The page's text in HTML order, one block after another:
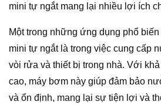
mini tự ngắt mang lại nhiều lợi ích
Một trong những ứng dụng phổ
mini tự ngắt là trong việc cung cấp
vòi rửa và thiết bị trong nhà. Với
cao, máy bơm này giúp đảm bảo
và ổn định, mang lại sự tiện lợi và